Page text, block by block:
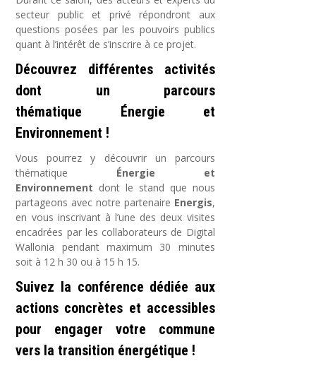
secteur public et privé répondront aux
questions posées par les pouvoirs publics
quant à l’intérêt de s’inscrire à ce projet.
Découvrez différentes activités
dont un parcours
thématique Énergie et
Environnement !
Vous pourrez y découvrir un parcours
thématique Énergie et
Environnement dont le stand que nous
partageons avec notre partenaire Energis,
en vous inscrivant à l’une des deux visites
encadrées par les collaborateurs de Digital
Wallonia pendant maximum 30 minutes
soit à 12 h 30 ou à 15 h 15.
Suivez la conférence dédiée aux
actions concrètes et accessibles
pour engager votre commune
vers la transition énergétique !